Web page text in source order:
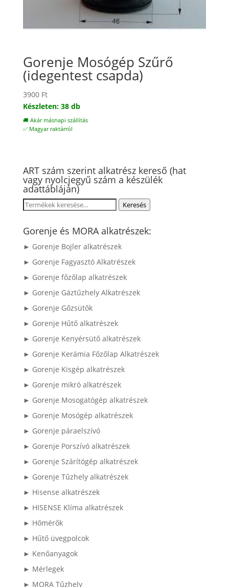
Gorenje Mosógép Szűrő
(idegentest csapda)
3900 Ft
Készleten: 38 db
🚚 Akár másnapi szállítás
✅ Magyar raktárról
ART szám szerint alkatrész kereső (hat
vagy nyolcjegyű szám a készülék
adattábláján)
Keresés
következőre:
Keresés
Gorenje és MORA alkatrészek:
► Gorenje Bojler alkatrészek
► Gorenje Fagyasztó Alkatrészek
► Gorenje főzőlap alkatrészek
► Gorenje Gáztűzhely Alkatrészek
► Gorenje Gőzsütők
► Gorenje Hűtő alkatrészek
► Gorenje Kenyérsütő alkatrészek
► Gorenje Kerámia Főzőlap Alkatrészek
► Gorenje Kisgép alkatrészek
► Gorenje mikró alkatrészek
► Gorenje Mosogatógép alkatrészek
► Gorenje Mosógép alkatrészek
► Gorenje páraelszívó
► Gorenje Porszívó alkatrészek
► Gorenje Szárítógép alkatrészek
► Gorenje Tűzhely alkatrészek
► Hisense alkatrészek
► HISENSE Klíma alkatrészek
► Hőmérők
► Hűtő üvegpolcok
► Kenőanyagok
► Mérlegek
► MORA Tűzhely